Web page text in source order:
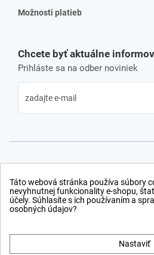
Možnosti platieb
Chcete byť aktuálne
Prihláste sa na odber noviniek
Táto webová stránka používa súbory
nevyhnutnej funkcionality e-shopu,
účely. Súhlasíte s ich používaním a
osobných údajov?
Nastaviť